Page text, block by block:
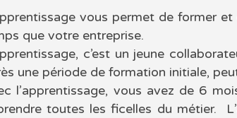
vous permet de former
que votre entreprise.
c’est un jeune
une période de formation initiale,
l’apprentissage, vous avez de 6
toutes les ficelles du métier.